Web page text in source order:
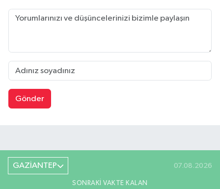
Gönder
GAZİANTEP 07.08.2026
SONRAKI VAKTE KALAN